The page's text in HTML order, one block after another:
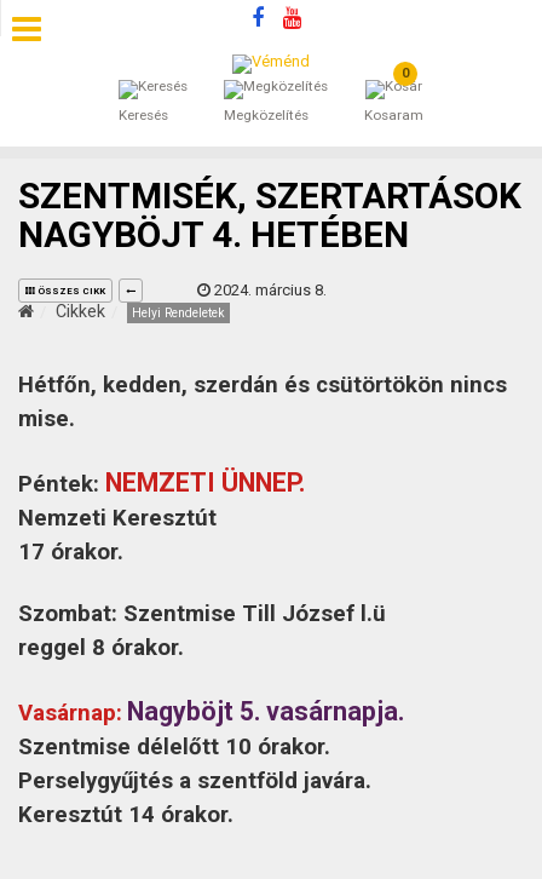
Keresés Megközelítés
0
Kosaram
SZÁLLÁSOK
ÁLTALÁNOS SZERZŐDÉSI FELTÉTELEK
KINCSES BARANYA VÉMÉND
SZENTMISÉK, SZERTARTÁSOK
NAGYBÖJT 4. HETÉBEN
ÖSSZES CIKK 2024. március 8.
Cikkek Helyi Rendeletek
Hétfőn, kedden, szerdán és csütörtökön nincs
mise.
Péntek: NEMZETI ÜNNEP.
Nemzeti Keresztút
17 órakor.
Szombat: Szentmise Till József l.ü
reggel 8 órakor.
Vasárnap: Nagyböjt 5. vasárnapja.
Szentmise délelőtt 10 órakor.
Perselygyűjtés a szentföld javára.
Keresztút 14 órakor.